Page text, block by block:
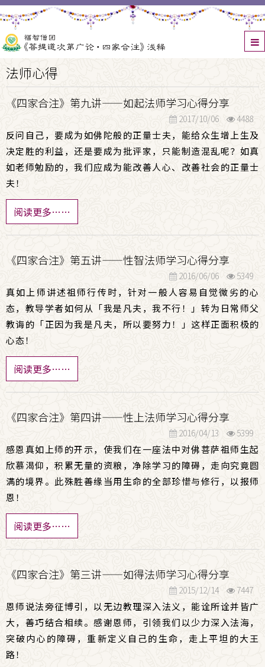
法师心得
《四家合注》第九讲——如起法师学习心得分享
2017/10/06 4488
反问自己，要成为如佛陀般的正量士夫，能给众生增上生及
决定胜的利益，还是要成为批评家，只能制造混乱呢？如真
如老师勉励的，我们应成为能改善人心、改善社会的正量士
夫！
阅读更多……
《四家合注》第五讲——性智法师学习心得分享
2016/06/06 5349
真如上师讲述祖师行传时，针对一般人容易自觉微劣的心
态，教导学者如何从「我是凡夫，我不行！」转为日常师父
教诲的「正因为我是凡夫，所以要努力！」这样正面积极的
心态！
阅读更多……
《四家合注》第四讲——性上法师学习心得分享
2016/04/13 5399
感恩真如上师的开示，使我们在一座法中对佛菩萨祖师生起
欣慕渴仰，积累无量的资粮，净除学习的障碍，走向究竟圆
满的境界。此殊胜善缘当用生命的全部珍惜与修行，以报师
恩！
阅读更多……
《四家合注》第三讲——如得法师学习心得分享
2015/12/14 7447
恩师说法旁征博引，以无边教理深入法义，能诠所诠并皆广
大，善巧结合相续。感谢恩师，引领我们以少力深入法海，
突破内心的障碍，重新定义自己的生命，走上平坦的大王
路！